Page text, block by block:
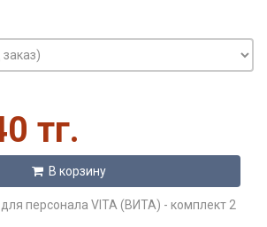
тг.
В корзину